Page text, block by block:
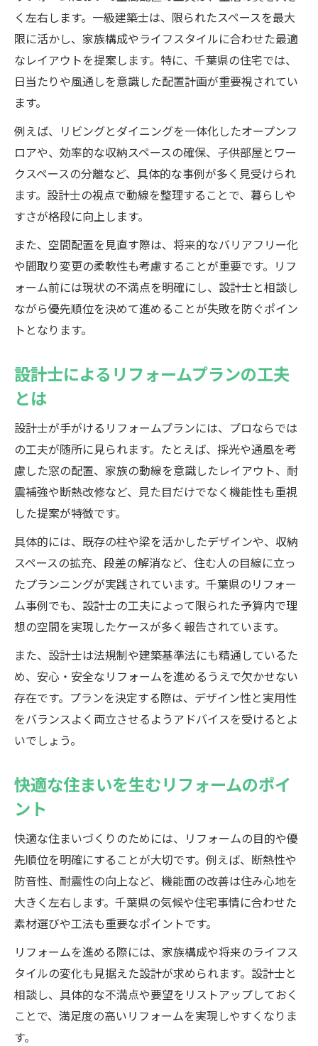
く左右します。一級建築士は、限られたスペースを最大
限に活かし、家族構成やライフスタイルに合わせた最適
なレイアウトを提案します。特に、千葉県の住宅では、
日当たりや風通しを意識した配置計画が重要視されてい
ます。
例えば、リビングとダイニングを一体化したオープンフ
ロアや、効率的な収納スペースの確保、子供部屋とワー
クスペースの分離など、具体的な事例が多く見受けられ
ます。設計士の視点で動線を整理することで、暮らしや
すさが格段に向上します。
また、空間配置を見直す際は、将来的なバリアフリー化
や間取り変更の柔軟性も考慮することが重要です。リフ
ォーム前には現状の不満点を明確にし、設計士と相談し
ながら優先順位を決めて進めることが失敗を防ぐポイン
トとなります。
設計士によるリフォームプランの工夫
とは
設計士が手がけるリフォームプランには、プロならでは
の工夫が随所に見られます。たとえば、採光や通風を考
慮した窓の配置、家族の動線を意識したレイアウト、耐
震補強や断熱改修など、見た目だけでなく機能性も重視
した提案が特徴です。
具体的には、既存の柱や梁を活かしたデザインや、収納
スペースの拡充、段差の解消など、住む人の目線に立っ
たプランニングが実践されています。千葉県のリフォー
ム事例でも、設計士の工夫によって限られた予算内で理
想の空間を実現したケースが多く報告されています。
また、設計士は法規制や建築基準法にも精通しているた
め、安心・安全なリフォームを進めるうえで欠かせない
存在です。プランを決定する際は、デザイン性と実用性
をバランスよく両立させるようアドバイスを受けるとよ
いでしょう。
快適な住まいを生むリフォームのポイ
ント
快適な住まいづくりのためには、リフォームの目的や優
先順位を明確にすることが大切です。例えば、断熱性や
防音性、耐震性の向上など、機能面の改善は住み心地を
大きく左右します。千葉県の気候や住宅事情に合わせた
素材選びや工法も重要なポイントです。
リフォームを進める際には、家族構成や将来のライフス
タイルの変化も見据えた設計が求められます。設計士と
相談し、具体的な不満点や要望をリストアップしておく
ことで、満足度の高いリフォームを実現しやすくなりま
す。